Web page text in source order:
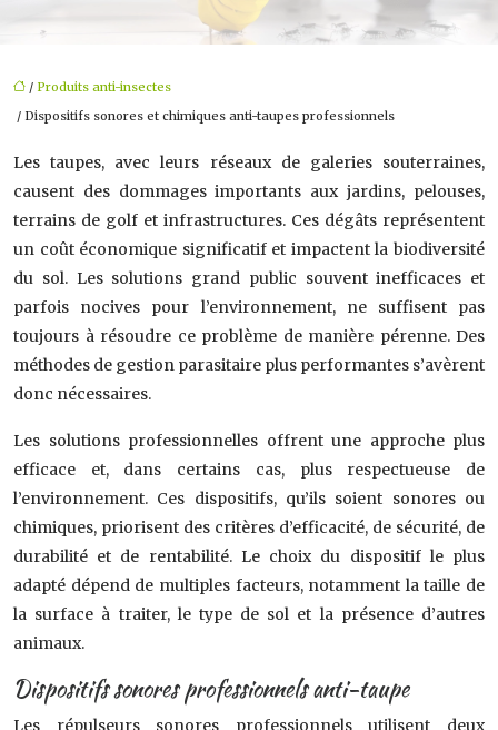
/ Produits anti-insectes
/ Dispositifs sonores et chimiques anti-taupes professionnels
Les taupes, avec leurs réseaux de galeries souterraines,
causent des dommages importants aux jardins, pelouses,
terrains de golf et infrastructures. Ces dégâts représentent
un coût économique significatif et impactent la biodiversité
du sol. Les solutions grand public souvent inefficaces et
parfois nocives pour l’environnement, ne suffisent pas
toujours à résoudre ce problème de manière pérenne. Des
méthodes de gestion parasitaire plus performantes s’avèrent
donc nécessaires.
Les solutions professionnelles offrent une approche plus
efficace et, dans certains cas, plus respectueuse de
l’environnement. Ces dispositifs, qu’ils soient sonores ou
chimiques, priorisent des critères d’efficacité, de sécurité, de
durabilité et de rentabilité. Le choix du dispositif le plus
adapté dépend de multiples facteurs, notamment la taille de
la surface à traiter, le type de sol et la présence d’autres
animaux.
Dispositifs sonores professionnels anti-taupe
Les répulseurs sonores professionnels utilisent deux